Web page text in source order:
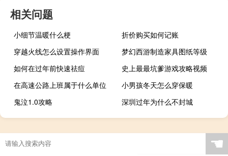
相关问题
小细节温暖什么梗
折价购买如何记账
穿越火线怎么设置操作界面
梦幻西游制造家具图纸等级
如何在过年前快速祛痘
史上最最坑爹游戏攻略视频
在高速公路上班属于什么单位
小男孩冬天怎么穿保暖
鬼泣1.0攻略
深圳过年为什么不封城
☚